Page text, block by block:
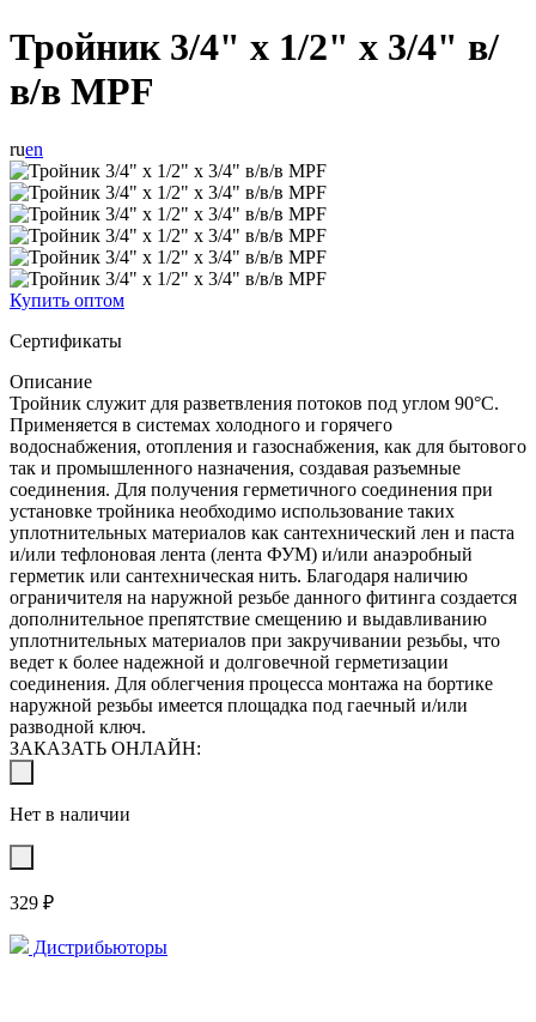
Тройник 3/4" х 1/2" х 3/4" в/
в/в MPF
ruen
Купить оптом
Сертификаты
Описание
Тройник служит для разветвления потоков под углом 90°C.
Применяется в системах холодного и горячего
водоснабжения, отопления и газоснабжения, как для бытового
так и промышленного назначения, создавая разъемные
соединения. Для получения герметичного соединения при
установке тройника необходимо использование таких
уплотнительных материалов как сантехнический лен и паста
и/или тефлоновая лента (лента ФУМ) и/или анаэробный
герметик или сантехническая нить. Благодаря наличию
ограничителя на наружной резьбе данного фитинга создается
дополнительное препятствие смещению и выдавливанию
уплотнительных материалов при закручивании резьбы, что
ведет к более надежной и долговечной герметизации
соединения. Для облегчения процесса монтажа на бортике
наружной резьбы имеется площадка под гаечный и/или
разводной ключ.
ЗАКАЗАТЬ ОНЛАЙН:
Нет в наличии
329 ₽
Дистрибьюторы